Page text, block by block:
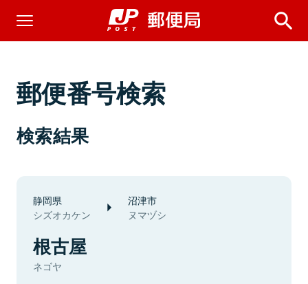
郵便番号検索
検索結果
静岡県
シズオカケン
沼津市
ヌマヅシ
根古屋
ネゴヤ